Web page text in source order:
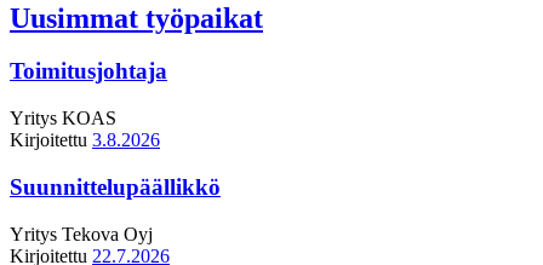
Uusimmat työpaikat
Toimitusjohtaja
Yritys KOAS
Kirjoitettu 3.8.2026
Suunnittelupäällikkö
Yritys Tekova Oyj
Kirjoitettu 22.7.2026